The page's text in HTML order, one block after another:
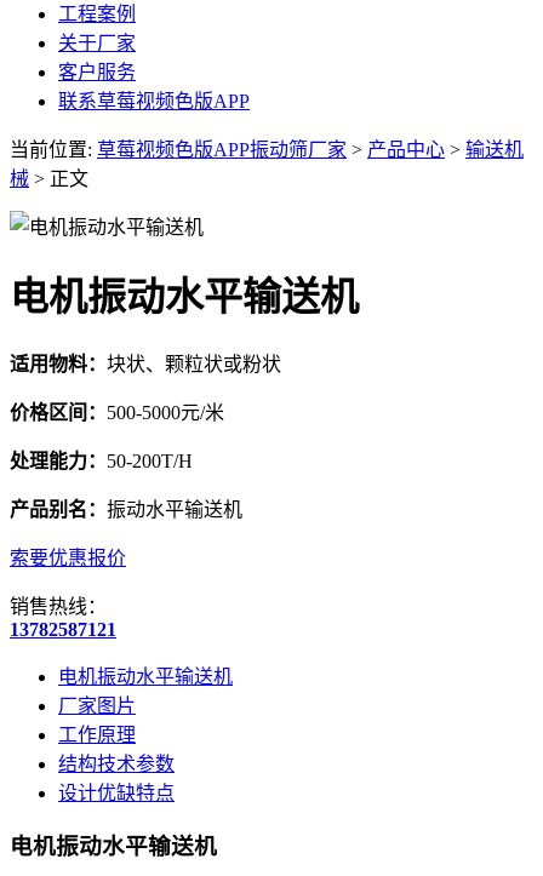
工程案例
关于厂家
客户服务
联系草莓视频色版APP
当前位置: 草莓视频色版APP振动筛厂家 > 产品中心 > 输送机
械 > 正文
电机振动水平输送机
适用物料： 块状、颗粒状或粉状
价格区间： 500-5000元/米
处理能力： 50-200T/H
产品别名： 振动水平输送机
索要优惠报价
销售热线：
13782587121
电机振动水平输送机
厂家图片
工作原理
结构技术参数
设计优缺特点
电机振动水平输送机